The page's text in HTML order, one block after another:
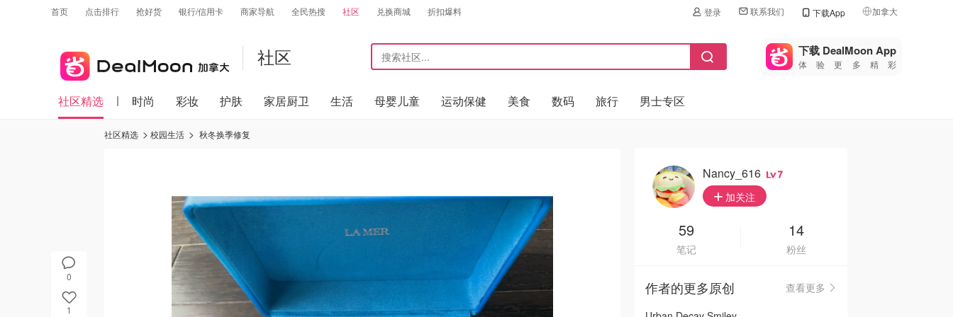
首页 点击排行 抢好货 银行/信用卡 商家导航 全民热搜 社区 兑换商城 折扣爆料 登录 联系我们 下载App 加拿大
🇺🇸
美国
🇨🇳中国
🇮🇹
🇦🇺
🇳🇿新西兰
社区 下载 DealMoon App
体验更多精彩
社区精选 时尚 彩妆 护肤 家居厨卫 生活 母婴儿童 运动保健 美食 数码 旅行 男士专区
0
1
社区精选 校园生活 秋冬换季修复
Nancy_616 7
加关注
59
笔记
14
粉丝
作者的更多原创
查看更多